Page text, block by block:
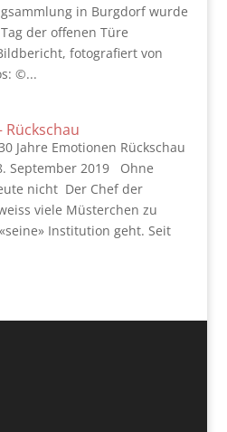
in Burgdorf wurde
der offenen Türe
fotografiert von
©...
Rückschau
Jahre Emotionen Rückschau
September 2019 Ohne
nicht Der Chef der
viele Müsterchen zu
Institution geht. Seit